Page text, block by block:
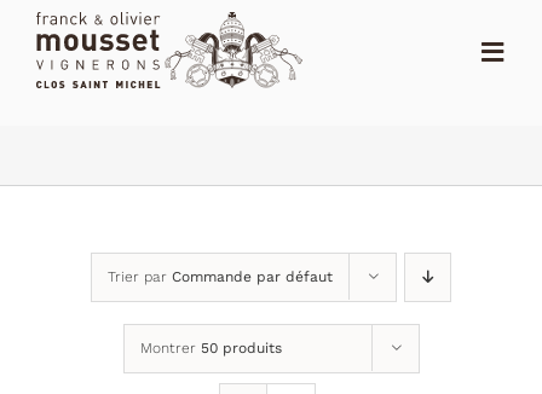
Passer
contenu
LE DOMAINE
Trier par Commande par défaut
Montrer 50 produits